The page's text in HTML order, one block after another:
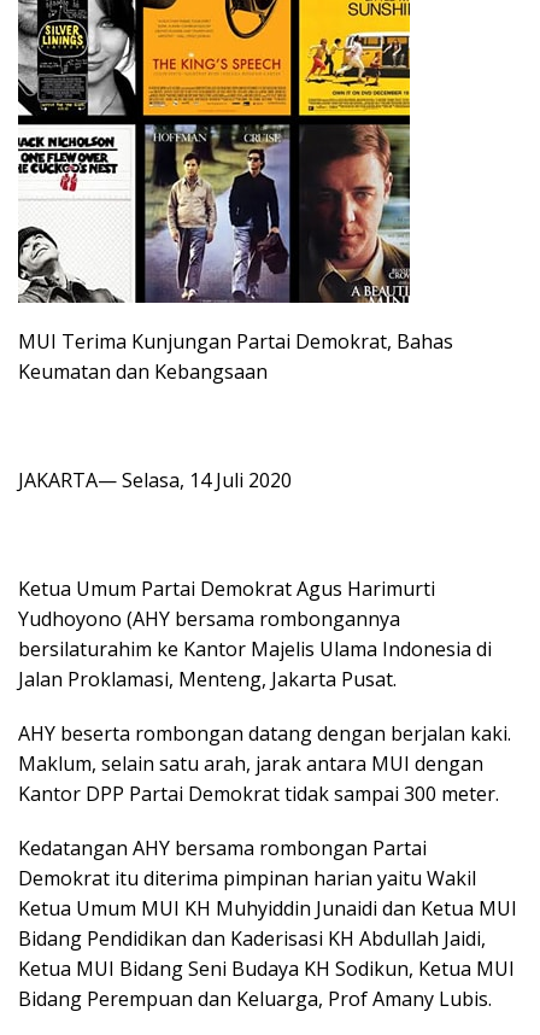
MUI Terima Kunjungan Partai Demokrat, Bahas
Keumatan dan Kebangsaan
JAKARTA— Selasa, 14 Juli 2020
Ketua Umum Partai Demokrat Agus Harimurti
Yudhoyono (AHY bersama rombongannya
bersilaturahim ke Kantor Majelis Ulama Indonesia di
Jalan Proklamasi, Menteng, Jakarta Pusat.
AHY beserta rombongan datang dengan berjalan kaki.
Maklum, selain satu arah, jarak antara MUI dengan
Kantor DPP Partai Demokrat tidak sampai 300 meter.
Kedatangan AHY bersama rombongan Partai
Demokrat itu diterima pimpinan harian yaitu Wakil
Ketua Umum MUI KH Muhyiddin Junaidi dan Ketua MUI
Bidang Pendidikan dan Kaderisasi KH Abdullah Jaidi,
Ketua MUI Bidang Seni Budaya KH Sodikun, Ketua MUI
Bidang Perempuan dan Keluarga, Prof Amany Lubis.